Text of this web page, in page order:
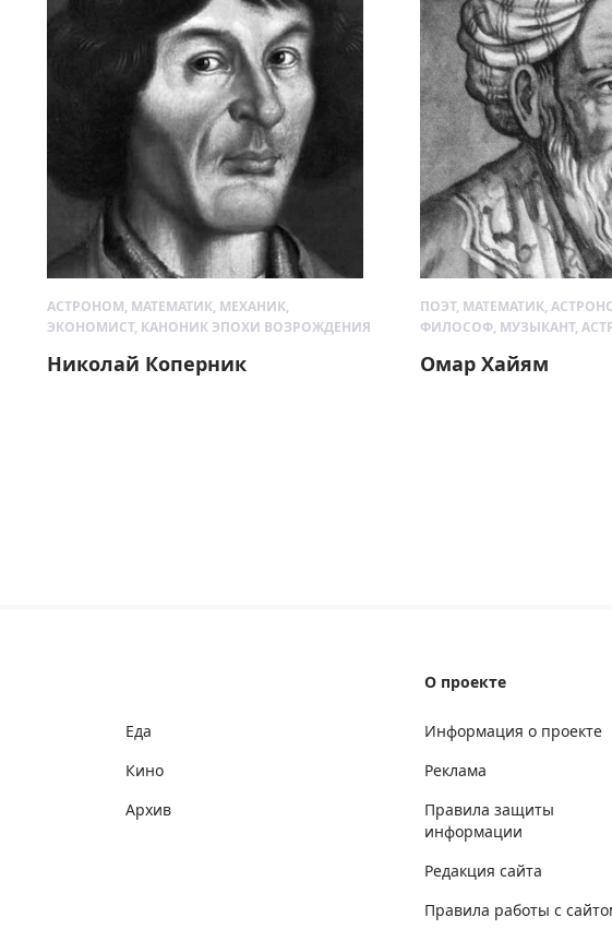
АСТРОНОМ, МАТЕМАТИК, МЕХАНИК,
ЭКОНОМИСТ, КАНОНИК ЭПОХИ ВОЗРОЖДЕНИЯ
Николай Коперник
ПОЭТ, МАТЕМАТИК,
ФИЛОСОФ, МУЗЫКАНТ,
Омар Хайям
Еда
Кино
Архив
О проекте
Информация о проекте
Реклама
Правила защиты
информации
Редакция сайта
Правила работы с